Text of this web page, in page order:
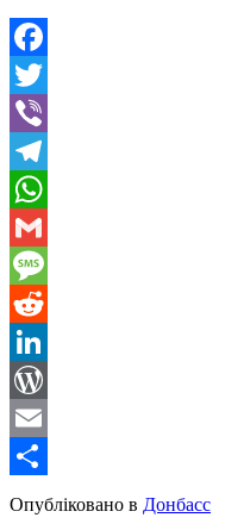
Facebook
Twitter
Viber
Telegram
WhatsApp
Gmail
Message
Reddit
LinkedIn
WordPress
Email
Share
Опубліковано в Донбасс